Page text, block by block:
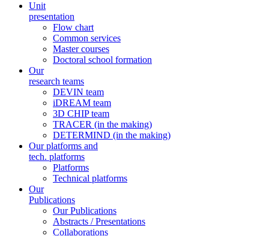
Unit
presentation
Flow chart
Common services
Master courses
Doctoral school formation
Our
research teams
DEVIN team
iDREAM team
3D CHIP team
TRACER (in the making)
DETERMIND (in the making)
Our platforms and
tech. platforms
Platforms
Technical platforms
Our
Publications
Our Publications
Abstracts / Presentations
Collaborations